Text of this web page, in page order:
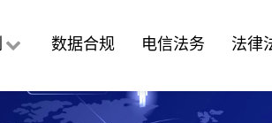
数据合规 电信法务 法律